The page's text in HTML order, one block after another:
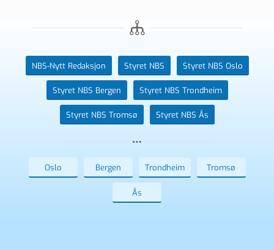
NBS-Nytt Redaksjon Styret NBS Styret NBS Oslo
Styret NBS Bergen Styret NBS Trondheim
Styret NBS Tromsø Styret NBS Ås
Oslo Bergen Trondheim Tromsø
Ås